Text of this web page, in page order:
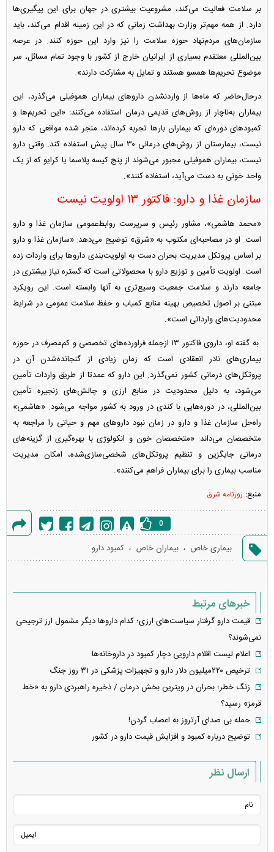
بر سلامت فعالیت می‌کند، مشروعیت بیشتری در جهان برای این پیگیری‌ها
دارد. از همه مهم‌تر وزارت بهداشت زمانی که در این زمینه اقدام می‌کند، باید
سازمان‌های مردم‌نهاد حوزه سلامت را نیز وارد این حوزه کنند. در عرصه
بین‌المللی معتقدم بسیاری از ایرانیان خارج از کشور با وجود تمام مسائل، سر
موضوع تحریم‌ها همسو هستند و تمایل به مشارکت دارند».
در‌حال‌حاضر که ماه‌ها از وارد‌نشدن دارو‌های بیماران هموفیلی می‌گذرد، این
بیماران به‌ناچار از روش‌های قدیمی درمان استفاده می‌کنند: «این تحریم‌ها و
کمبود‌های دوره‌ای که بیماران بار‌ها تجربه کرده‌اند، منجر شده مواقعی که دارو
نیست، بیمارستان از روش‌های درمانی ۳۰ سال پیش استفاده کند. وقتی دارو
نیست، بیماران هموفیلی مجبور می‌شوند از پنج کیسه پلاسما یا کرایو که از یک
واحد خونی به دست می‌آید، استفاده کنند».
سازمان غذا و دارو: فاکتور ۱۳ اولویت نیست
«محمد هاشمی»، مشاور رئیس و سرپرست روابط‌عمومی سازمان غذا و دارو
است. او در مصاحبه‌ای مکتوب به «شرق» توضیح می‌دهد: «سازمان غذا و دارو
بر اساس پروتکل مدیریت بحران دست به اولویت‌بندی دارو‌ها برای واردات زده
است. اولویت تأمین و توزیع دارو با محصولاتی است که گستره نیاز بیشتری در
جامعه دارند و سلامت جمعیت وسیع‌تری به آنها وابسته است. این رویکرد
مبتنی بر اصول تخصیص بهینه منابع کمیاب و حفظ سلامت عمومی در شرایط
محدودیت‌های وارداتی است».
به گفته او، داروی فاکتور ۱۳ از‌جمله فراورده‌های تخصصی و کم‌مصرف در حوزه
بیماری‌های نادر انعقادی است که زمان زیادی از گنجانده‌شدن آن در
پروتکل‌های درمانی کشور نمی‌گذرد. این دارو که عمدتا از طریق واردات تأمین
می‌شود، به دلیل محدودیت در منابع ارزی و چالش‌های زنجیره تأمین
بین‌المللی، در دوره‌هایی با کندی در ورود به کشور مواجه می‌شود. «هاشمی»
راه‌حل سازمان غذا و دارو در زمان نبود دارو‌های مهم و حیاتی را مراجعه به
متخصصان می‌داند: «متخصصان خون و انکولوژی با بهره‌گیری از گزینه‌های
درمانی جایگزین و تنظیم پروتکل‌های شخصی‌سازی‌شده، امکان مدیریت
مناسب بیماری را برای بیماران فراهم می‌کنند».
منبع: روزنامه شرق
گزارش
خطا
0
بیماری خاص ، بیماران خاص ، کمبود دارو
خبرهای مرتبط
قیمت دارو گرفتار سیاست‌های ارزی؛ کدام دارو‌ها دیگر مشمول ارز ترجیحی
نمی‌شوند؟
اعلام لیست اقلام دارویی دچار کمبود در داروخانه‌ها
ترخیص ۲۲۰میلیون دلار دارو و تجهیزات پزشکی در ۳۱ روز جنگ
زنگ خطر؛ بحران در ویترین بخش درمان / ذخیره راهبردی دارو به «خط
قرمز» رسید؟
حمله بی صدای آرتروز به اعصاب گردن!
توضیح درباره کمبود و افزایش قیمت‌ دارو در کشور
ارسال نظر